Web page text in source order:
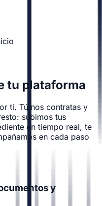
tu plataforma
ti. Tú nos contratas y
subimos tus
en tiempo real, te
en cada paso
y